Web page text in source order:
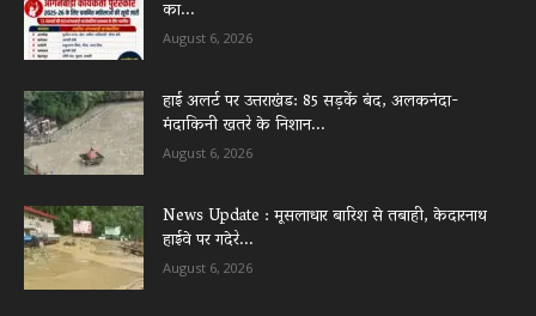
का...
August 6, 2026
हाई अलर्ट पर उत्तराखंड: 85 सड़कें बंद, अलकनंदा-
मंदाकिनी खतरे के निशान...
August 6, 2026
News Update : मूसलाधार बारिश से तबाही, केदारनाथ
हाईवे पर गदेरे...
August 6, 2026